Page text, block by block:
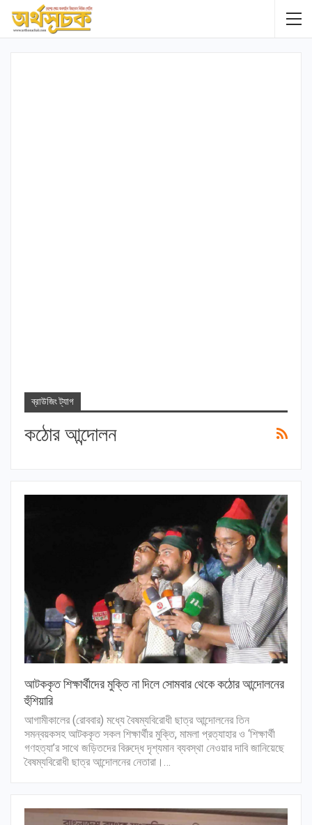
ব্রাউজিং ট্যাগ
কঠোর আন্দোলন
আটককৃত শিক্ষার্থীদের মুক্তি না দিলে সোমবার থেকে কঠোর আন্দোলনের
হুঁশিয়ারি
আগামীকালের (রোববার) মধ্যে বৈষম্যবিরোধী ছাত্র আন্দোলনের তিন
সমন্বয়কসহ আটককৃত সকল শিক্ষার্থীর মুক্তি, মামলা প্রত্যাহার ও ‘শিক্ষার্থী
গণহত্যা’র সাথে জড়িতদের বিরুদ্ধে দৃশ্যমান ব্যবস্থা নেওয়ার দাবি জানিয়েছে
বৈষম্যবিরোধী ছাত্র আন্দোলনের নেতারা।…